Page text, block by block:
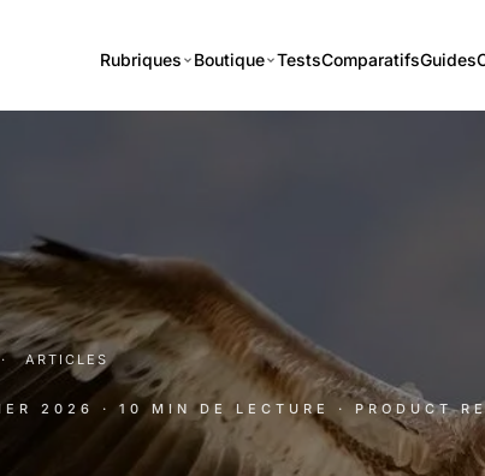
Rubriques Boutique TestsComparatifsGuides
· ARTICLES
2026 · 10 MIN DE LECTURE · PRODUCT